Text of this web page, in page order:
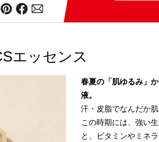
エッセンス
春夏の「肌ゆるみ」
液。
汗・皮脂でなんだか
この時期には、強い
と、ビタミンやミネ